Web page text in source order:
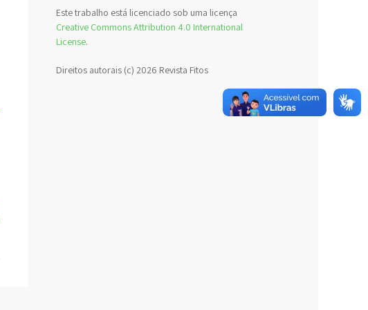
Este trabalho está licenciado sob uma licença
Creative Commons Attribution 4.0 International
License.
Direitos autorais (c) 2026 Revista Fitos